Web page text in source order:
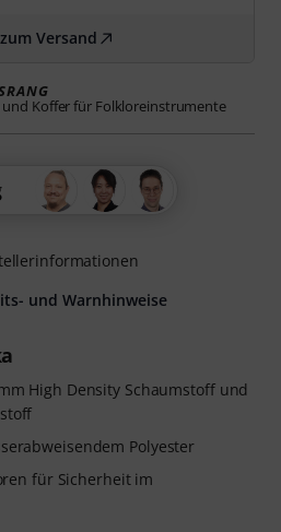
High Density Schaumstoff und
Polyester
für Sicherheit im
Versand
und Koffer für Folkloreinstrumente
und Warnhinweise